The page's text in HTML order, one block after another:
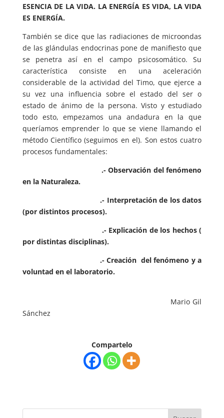
ESENCIA DE LA VIDA. LA ENERGÍA ES VIDA, LA VIDA
ES ENERGÍA.
También se dice que las radiaciones de microondas
de las glándulas endocrinas pone de manifiesto que
se penetra así en el campo psicosomático. Su
característica consiste en una aceleración
considerable de la actividad del Timo, que ejerce a
su vez una influencia sobre el estado del ser o
estado de ánimo de la persona. Visto y estudiado
todo esto, empezamos una andadura en la que
queríamos emprender lo que se viene llamando el
método Científico (seguimos en el). Son estos cuatro
procesos fundamentales:
.- Observación del fenómeno
en la Naturaleza.
.- Interpretación de los datos
(por distintos procesos).
.- Explicación de los hechos (
por distintas disciplinas).
.- Creación del fenómeno y a
voluntad en el laboratorio.
Mario Gil
Sánchez
Compartelo